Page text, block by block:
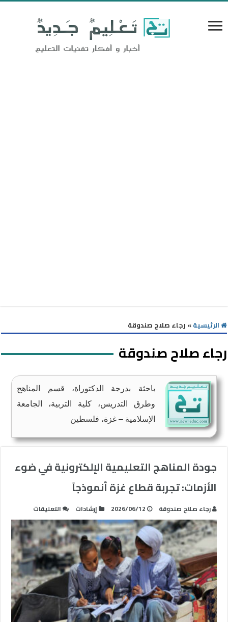
الرئيسية» رجاء صلاح صندوقة
رجاء صلاح صندوقة
باحثة بدرجة الدكتوراة، قسم المناهج
وطرق التدريس، كلية التربية، الجامعة
الإسلامية – غزة، فلسطين
جودة المناهج التعليمية الإلكترونية في ضوء
الأزمات: تجربة قطاع غزة أنموذجاً
رجاء صلاح صندوقة 2026/06/12 إرشادات التعليقات
جودة
المناهج
التعليمية
الإلكترونية
في
ضوء
الأزمات:
تجربة
قطاع